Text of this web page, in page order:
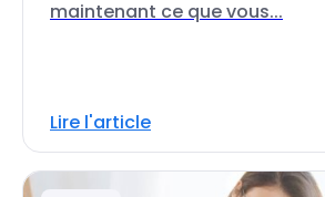
maintenant ce que vous...
Lire l'article